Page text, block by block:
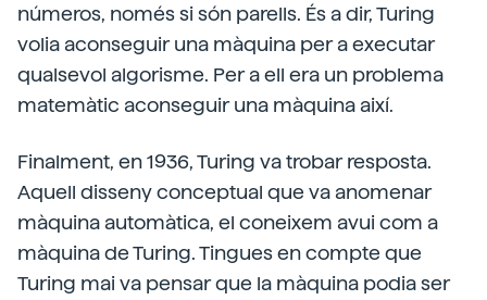
números, només si són parells. És a dir, Turing
volia aconseguir una màquina per a executar
qualsevol algorisme. Per a ell era un problema
matemàtic aconseguir una màquina així.
Finalment, en 1936, Turing va trobar resposta.
Aquell disseny conceptual que va anomenar
màquina automàtica, el coneixem avui com a
màquina de Turing. Tingues en compte que
Turing mai va pensar que la màquina podia ser